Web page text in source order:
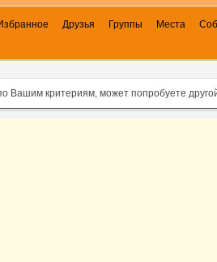
Друзья Группы Места
Вашим критериям, может попробуете